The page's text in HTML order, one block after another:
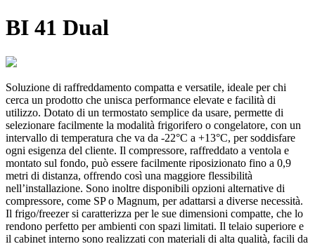
BI 41 Dual
Soluzione di raffreddamento compatta e versatile, ideale per chi
cerca un prodotto che unisca performance elevate e facilità di
utilizzo. Dotato di un termostato semplice da usare, permette di
selezionare facilmente la modalità frigorifero o congelatore, con un
intervallo di temperatura che va da -22°C a +13°C, per soddisfare
ogni esigenza del cliente. Il compressore, raffreddato a ventola e
montato sul fondo, può essere facilmente riposizionato fino a 0,9
metri di distanza, offrendo così una maggiore flessibilità
nell’installazione. Sono inoltre disponibili opzioni alternative di
compressore, come SP o Magnum, per adattarsi a diverse necessità.
Il frigo/freezer si caratterizza per le sue dimensioni compatte, che lo
rendono perfetto per ambienti con spazi limitati. Il telaio superiore e
il cabinet interno sono realizzati con materiali di alta qualità, facili da